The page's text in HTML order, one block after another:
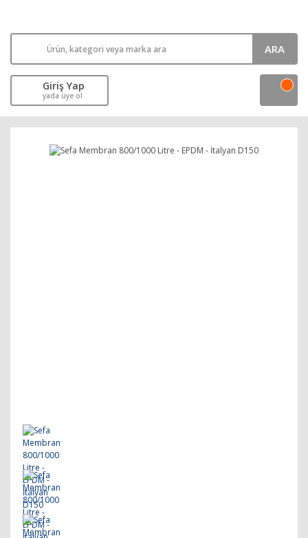
ARA
Giriş Yap
yada üye ol